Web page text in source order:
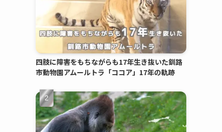
四肢に障害をもちながらも17年生き抜いた釧路
市動物園アムールトラ「ココア」17年の軌跡